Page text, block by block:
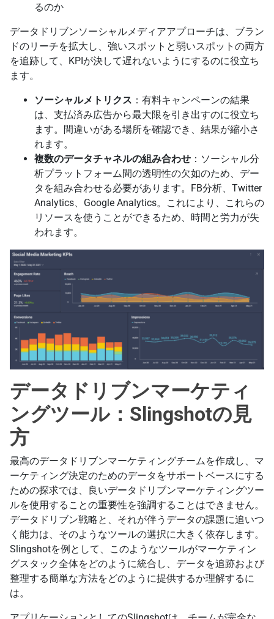
るのか
データドリブンソーシャルメディアアプローチは、ブラン
ドのリーチを拡大し、強いスポットと弱いスポットの両方
を追跡して、KPIが決して遅れないようにするのに役立ち
ます。
ソーシャルメトリクス ：有料キャンペーンの結果
は、支払済み広告から最大限を引き出すのに役立ち
ます。間違いがある場所を確認でき、結果が縮小さ
れます。
複数のデータチャネルの組み合わせ ：ソーシャル分
析プラットフォーム間の透明性の欠如のため、デー
タを組み合わせる必要があります。FB分析、Twitter
Analytics、Google Analytics。これにより、これらの
リソースを使うことができるため、時間と労力が失
われます。
データドリブンマーケティ
ングツール：Slingshotの見
方
最高のデータドリブンマーケティングチームを作成し、マ
ーケティング決定のためのデータをサポートベースにする
ための探求では、良いデータドリブンマーケティングツー
ルを使用することの重要性を強調することはできません。
データドリブン戦略と、それが伴うデータの課題に追いつ
く能力は、そのようなツールの選択に大きく依存します。
Slingshotを例として、このようなツールがマーケティン
グスタック全体をどのように統合し、データを追跡および
整理する簡単な方法をどのように提供するか理解するに
は。